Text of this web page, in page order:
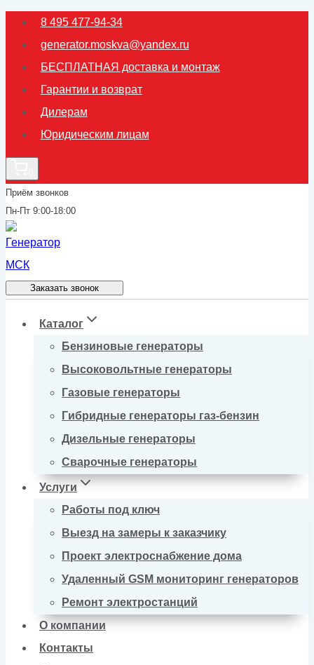
Перейти
содержимому
8 495 477-94-34
generator.moskva@yandex.ru
БЕСПЛАТНАЯ доставка и монтаж
Гарантии и возврат
Дилерам
Юридическим лицам
Приём звонков
Пн-Пт 9:00-18:00
Заказать звонок
Каталог
Бензиновые генераторы
Высоковольтные генераторы
Газовые генераторы
Гибридные генераторы газ-бензин
Дизельные генераторы
Сварочные генераторы
Услуги
Работы под ключ
Выезд на замеры к заказчику
Проект электроснабжение дома
Удаленный GSM мониторинг генераторов
Ремонт электростанций
О компании
Контакты